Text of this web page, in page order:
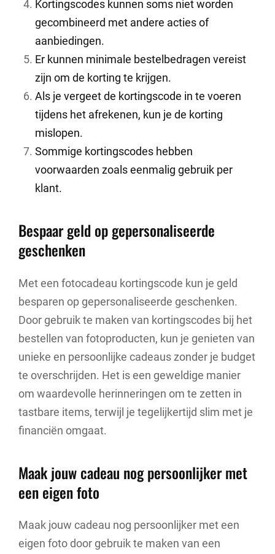
Kortingscodes kunnen soms niet worden
gecombineerd met andere acties of
aanbiedingen.
Er kunnen minimale bestelbedragen vereist
zijn om de korting te krijgen.
Als je vergeet de kortingscode in te voeren
tijdens het afrekenen, kun je de korting
mislopen.
Sommige kortingscodes hebben
voorwaarden zoals eenmalig gebruik per
klant.
Bespaar geld op gepersonaliseerde
geschenken
Met een fotocadeau kortingscode kun je geld
besparen op gepersonaliseerde geschenken.
Door gebruik te maken van kortingscodes bij het
bestellen van fotoproducten, kun je genieten van
unieke en persoonlijke cadeaus zonder je budget
te overschrijden. Het is een geweldige manier
om waardevolle herinneringen om te zetten in
tastbare items, terwijl je tegelijkertijd slim met je
financiën omgaat.
Maak jouw cadeau nog persoonlijker met
een eigen foto
Maak jouw cadeau nog persoonlijker met een
eigen foto door gebruik te maken van een